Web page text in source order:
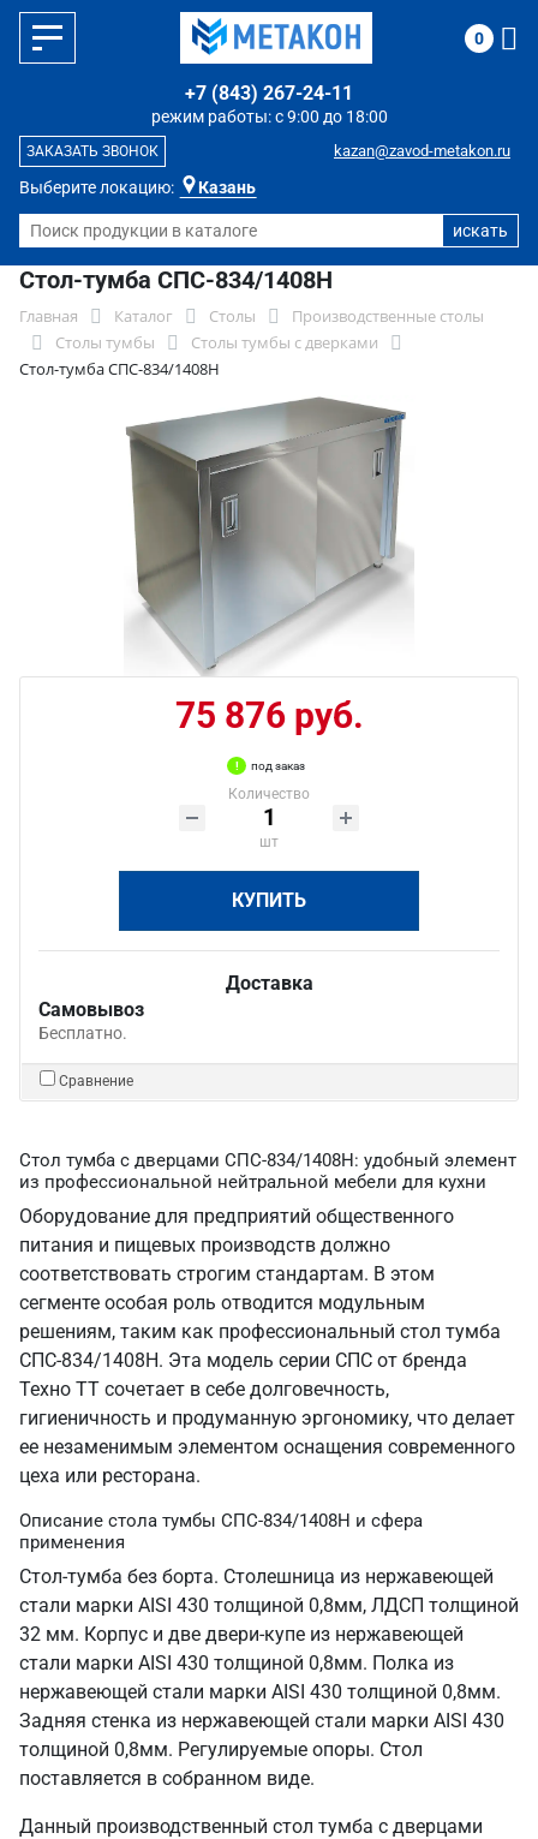
Выберите локацию: Казань
режим работы: с 9:00 до 18:00
+7 (843) 267-24-11
kazan@zavod-metakon.ru
ЗАКАЗАТЬ ЗВОНОК
0
Стол-тумба СПС-834/1408Н
Главная Каталог Столы
Производственные столы
Столы тумбы
Столы тумбы с дверками
Стол-тумба СПС-834/1408Н
75 876 руб.
под заказ
Количество
шт
КУПИТЬ
Доставка
Самовывоз
Бесплатно.
Сравнение
Стол тумба с дверцами СПС-834/1408Н: удобный элемент
из профессиональной нейтральной мебели для кухни
Оборудование для предприятий общественного
питания и пищевых производств должно
соответствовать строгим стандартам. В этом
сегменте особая роль отводится модульным
решениям, таким как профессиональный стол тумба
СПС-834/1408Н. Эта модель серии СПС от бренда
Техно ТТ сочетает в себе долговечность,
гигиеничность и продуманную эргономику, что делает
ее незаменимым элементом оснащения современного
цеха или ресторана.
Описание стола тумбы СПС-834/1408Н и сфера
применения
Стол-тумба без борта. Столешница из нержавеющей
стали марки AISI 430 толщиной 0,8мм, ЛДСП толщиной
32 мм. Корпус и две двери-купе из нержавеющей
стали марки AISI 430 толщиной 0,8мм. Полка из
нержавеющей стали марки AISI 430 толщиной 0,8мм.
Задняя стенка из нержавеющей стали марки AISI 430
толщиной 0,8мм. Регулируемые опоры. Стол
поставляется в собранном виде.
Данный производственный стол тумба с дверцами